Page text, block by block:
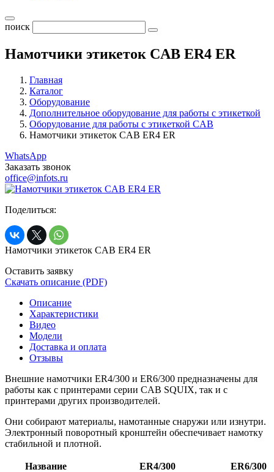
поиск
Намотчики этикеток CAB ER4 ER
Главная
Каталог
Оборудование
Дополнительное оборудование для работы с этикеткой
Оборудование для работы с этикеткой CAB
Намотчики этикеток CAB ER4 ER
WhatsApp
Заказать звонок
office@infots.ru
Поделиться:
Намотчики этикеток CAB ER4 ER
Оставить заявку
Скачать описание (PDF)
Описание
Характеристики
Видео
Модели
Доставка и оплата
Отзывы
Внешние намотчики ER4/300 и ER6/300 предназначены для
работы как с принтерами серии CAB SQUIX, так и с
принтерами других производителей.
Они собирают материалы, намотанные снаружи или изнутри.
Электронный поворотный кронштейн обеспечивает намотку
стабильной и плотной.
Название ER4/300
ER6/300